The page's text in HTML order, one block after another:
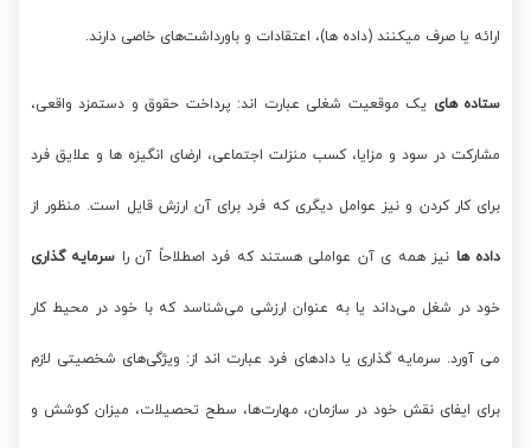
ارائه یا صرف میکنند (داده ها)، اعتقادات و باورداشت‌های خاصی دارند.
ستاده های یک موقعیت شغلی عبارت اند: پرداخت حقوق و دستمزد واقعی،
مشارکت در سود و مزایا، کسب منزلت اجتماعی، ارضای انگیزه ها و علایق فرد
برای کار کردن و نیز عوامل دیگری که فرد برای آن ارزش قایل است. منظور از
داده ها نیز همه ی آن عواملی هستند که فرد اصطلاحاً آن را سرمایه گذاری
خود در شغل می‌داند یا به عنوان ارزشی می‌شناسد که با خود در محیط کار
می آورد. سرمایه گذاری یا دادهای فرد عبارت اند از: ویژگی‌های شخصیتی لازم
برای ایفای نقش خود در سازمان، مهارت‌ها، سطح تحصیلات، میزان کوشش و